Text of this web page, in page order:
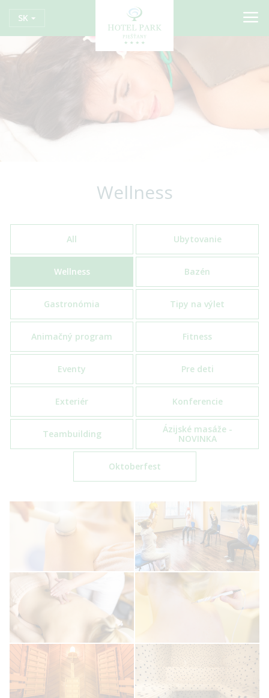
SK
Wellness
All Ubytovanie
Wellness Bazén
Gastronómia Tipy na výlet
Animačný program Fitness
Eventy Pre deti
Exteriér Konferencie
Teambuilding
Ázijské masáže -
NOVINKA
Oktoberfest